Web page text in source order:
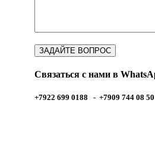
Связаться с нами в
+7922 699 0188 - +7909 744 08